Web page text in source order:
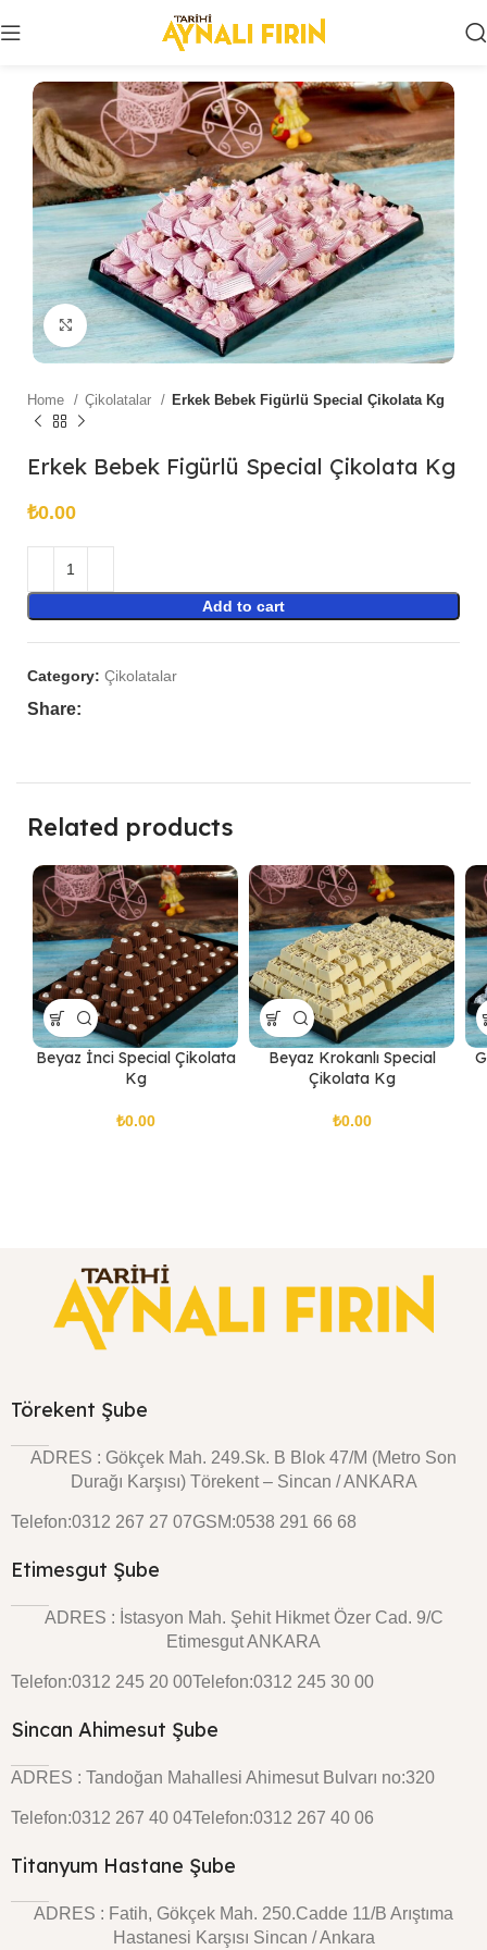
Click to enlarge
Home Çikolatalar Erkek Bebek Figürlü Special Çikolata Kg
Erkek Bebek Figürlü Special Çikolata Kg
₺
Add to cart
Category: Çikolatalar
Share:
Related products
Beyaz İnci Special Çikolata
Kg
₺
Beyaz Krokanlı Special
Çikolata Kg
₺
Törekent Şube
ADRES : Gökçek Mah. 249.Sk. B Blok 47/M (Metro Son
Durağı Karşısı) Törekent – Sincan / ANKARA
Telefon:0312 267 27 07GSM:0538 291 66 68
Etimesgut Şube
ADRES : İstasyon Mah. Şehit Hikmet Özer Cad. 9/C
Etimesgut ANKARA
Telefon:0312 245 20 00Telefon:0312 245 30 00
Sincan Ahimesut Şube
ADRES : Tandoğan Mahallesi Ahimesut Bulvarı no:320
Telefon:0312 267 40 04Telefon:0312 267 40 06
Titanyum Hastane Şube
ADRES : Fatih, Gökçek Mah. 250.Cadde 11/B Arıştıma
Hastanesi Karşısı Sincan / Ankara